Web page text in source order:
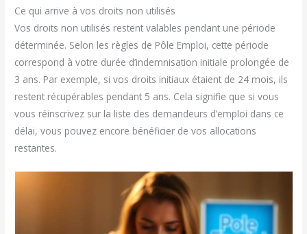
Ce qui arrive à vos droits non utilisés
Vos droits non utilisés restent valables pendant une période
déterminée. Selon les règles de Pôle Emploi, cette période
correspond à votre durée d’indemnisation initiale prolongée de
3 ans. Par exemple, si vos droits initiaux étaient de 24 mois, ils
restent récupérables pendant 5 ans. Cela signifie que si vous
vous réinscrivez sur la liste des demandeurs d’emploi dans ce
délai, vous pouvez encore bénéficier de vos allocations
restantes.